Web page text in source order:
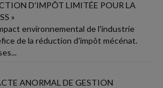
D'IMPÔT LIMITÉE POUR LA
»
environnemental de l'industrie
de la réduction d'impôt mécénat.
ANORMAL DE GESTION